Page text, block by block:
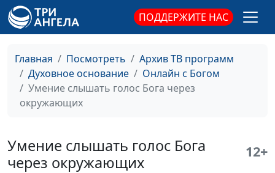
ПОДДЕРЖИТЕ НАС
Главная Посмотреть
Архив ТВ программ
Духовное основание
Онлайн с Богом
Умение слышать голос Бога через
окружающих
Умение слышать голос Бога
через окружающих
12+